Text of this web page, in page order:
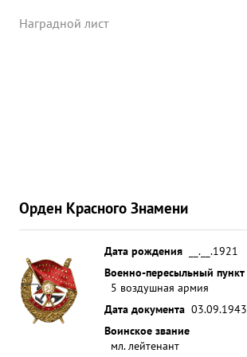
произвел 14 бо евых вылетов. ...»
Наградной лист
Орден Красного Знамени
Дата рождения
__.__.1921
Военно-пересыльный пункт
5 воздушная армия
Дата документа 03.09.1943
Воинское звание
мл. лейтенант